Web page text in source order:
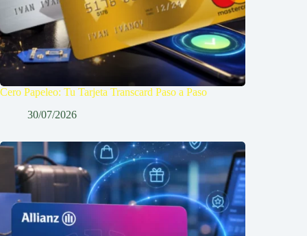
Cero Papeleo: Tu Tarjeta Transcard Paso a Paso
30/07/2026